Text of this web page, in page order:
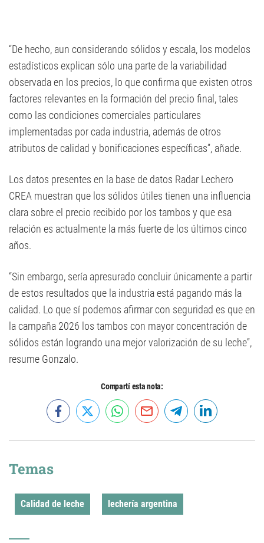
“De hecho, aun considerando sólidos y escala, los modelos
estadísticos explican sólo una parte de la variabilidad
observada en los precios, lo que confirma que existen otros
factores relevantes en la formación del precio final, tales
como las condiciones comerciales particulares
implementadas por cada industria, además de otros
atributos de calidad y bonificaciones específicas”, añade.
Los datos presentes en la base de datos Radar Lechero
CREA muestran que los sólidos útiles tienen una influencia
clara sobre el precio recibido por los tambos y que esa
relación es actualmente la más fuerte de los últimos cinco
años.
“Sin embargo, sería apresurado concluir únicamente a partir
de estos resultados que la industria está pagando más la
calidad. Lo que sí podemos afirmar con seguridad es que en
la campaña 2026 los tambos con mayor concentración de
sólidos están logrando una mejor valorización de su leche”,
resume Gonzalo.
Compartí esta nota:
Temas
Calidad de leche lechería argentina